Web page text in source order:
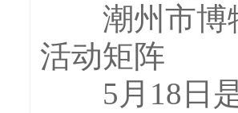
潮州市博物
活动矩阵
5月18日是